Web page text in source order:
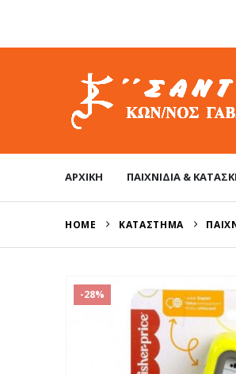
ΑΡΧΙΚΉ ΠΑΙΧΝΊΔΙΑ &
HOME ΚΑΤΆΣΤΗΜΑ
-28%